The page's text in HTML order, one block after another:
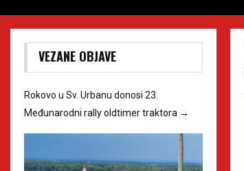
VEZANE OBJAVE
Rokovo u Sv. Urbanu donosi 23.
Međunarodni rally oldtimer traktora →